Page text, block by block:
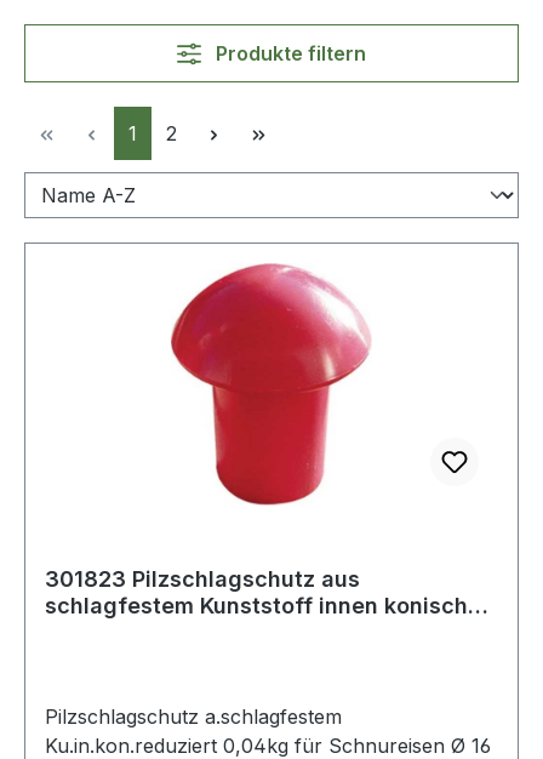
Produkte filtern
Seite
1 Seite
2
301823 Pilzschlagschutz aus
schlagfestem Kunststoff innen konisch
Pilzschlagschutz a.schlagfestem
Ku.in.kon.reduziert 0,04kg für Schnureisen Ø 16